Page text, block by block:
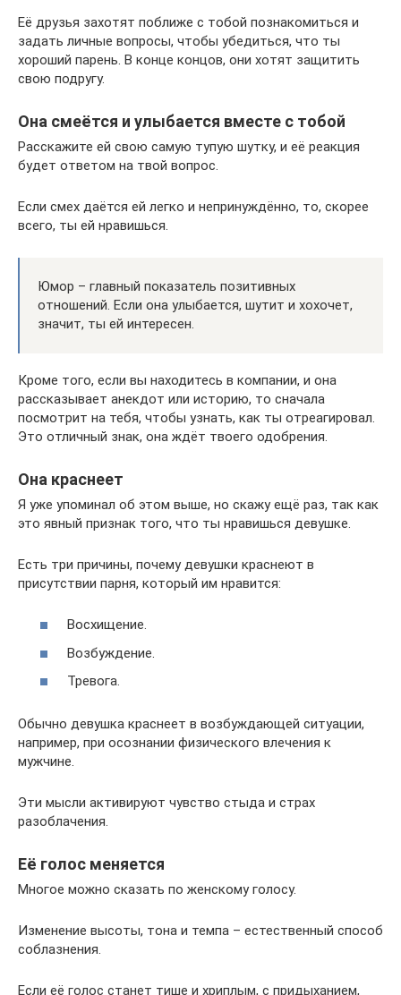
Её друзья захотят поближе с тобой познакомиться и
задать личные вопросы, чтобы убедиться, что ты
хороший парень. В конце концов, они хотят защитить
свою подругу.
Она смеётся и улыбается вместе с тобой
Расскажите ей свою самую тупую шутку, и её реакция
будет ответом на твой вопрос.
Если смех даётся ей легко и непринуждённо, то, скорее
всего, ты ей нравишься.
Юмор – главный показатель позитивных
отношений. Если она улыбается, шутит и хохочет,
значит, ты ей интересен.
Кроме того, если вы находитесь в компании, и она
рассказывает анекдот или историю, то сначала
посмотрит на тебя, чтобы узнать, как ты отреагировал.
Это отличный знак, она ждёт твоего одобрения.
Она краснеет
Я уже упоминал об этом выше, но скажу ещё раз, так как
это явный признак того, что ты нравишься девушке.
Есть три причины, почему девушки краснеют в
присутствии парня, который им нравится:
Восхищение.
Возбуждение.
Тревога.
Обычно девушка краснеет в возбуждающей ситуации,
например, при осознании физического влечения к
мужчине.
Эти мысли активируют чувство стыда и страх
разоблачения.
Её голос меняется
Многое можно сказать по женскому голосу.
Изменение высоты, тона и темпа – естественный способ
соблазнения.
Если её голос станет тише и хриплым, с придыханием,